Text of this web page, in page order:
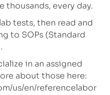
thousands, every day.
tests, then read and
to SOPs (Standard
in an assigned
about those here:
us/en/referencelabor